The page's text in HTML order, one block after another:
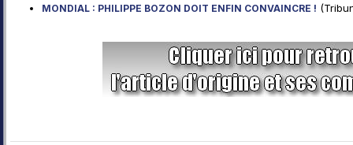
MONDIAL : PHILIPPE BOZON DOIT ENFIN CONVAINCRE !